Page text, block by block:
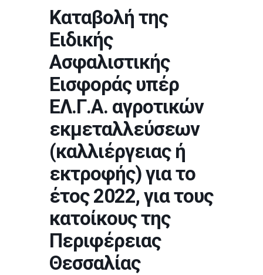
Καταβολή της
Ειδικής
Ασφαλιστικής
Εισφοράς υπέρ
ΕΛ.Γ.Α. αγροτικών
εκμεταλλεύσεων
(καλλιέργειας ή
εκτροφής) για το
έτος 2022, για τους
κατοίκους της
Περιφέρειας
Θεσσαλίας